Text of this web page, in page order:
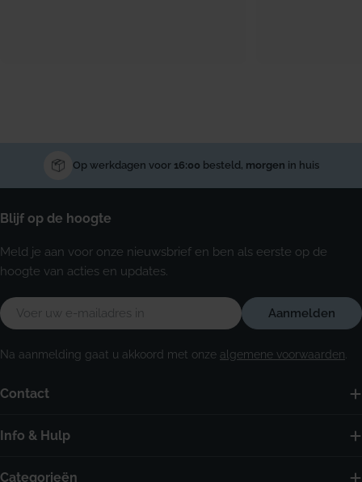
Op werkdagen voor 16:00 besteld, morgen in huis
Contact
Info & Hulp
Categorieën
Blijf op de hoogte
Meld je aan voor onze nieuwsbrief en ben als eerste op de
hoogte van acties en updates.
E-
mail
Aanmelden
Na aanmelding gaat u akkoord met onze algemene voorwaarden